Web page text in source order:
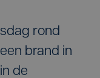
rond
brand in
de